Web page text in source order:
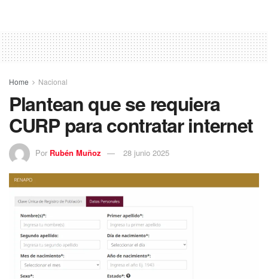
Home Nacional
Plantean que se requiera
CURP para contratar internet
Por Rubén Muñoz 28 junio 2025